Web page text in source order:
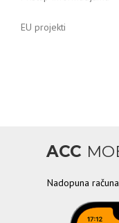
EU projekti
ACC
Nadopuna